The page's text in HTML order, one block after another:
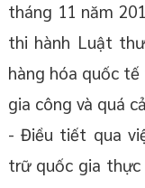
tháng 11 năm
thi hành Luật
hàng hóa quốc
gia công và quá
- Điều tiết qua
trữ quốc gia thực